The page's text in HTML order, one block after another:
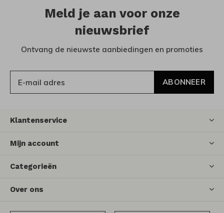
Meld je aan voor onze
nieuwsbrief
Ontvang de nieuwste aanbiedingen en promoties
ABONNEER
Klantenservice
Mijn account
Categorieën
Over ons